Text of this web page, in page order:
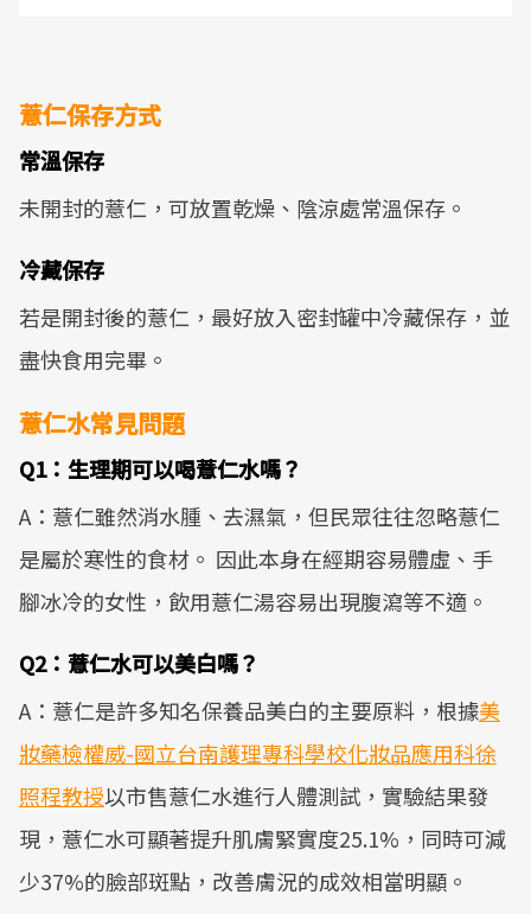
薏仁保存方式
常溫保存
未開封的薏仁，可放置乾燥、陰涼處常溫保存。
冷藏保存
若是開封後的薏仁，最好放入密封罐中冷藏保存，並
盡快食用完畢。
薏仁水常見問題
Q1：生理期可以喝薏仁水嗎？
A：薏仁雖然消水腫、去濕氣，但民眾往往忽略薏仁
是屬於寒性的食材。 因此本身在經期容易體虛、手
腳冰冷的女性，飲用薏仁湯容易出現腹瀉等不適。
Q2：薏仁水可以美白嗎？
A：薏仁是許多知名保養品美白的主要原料，根據美
妝藥檢權威-國立台南護理專科學校化妝品應用科徐
照程教授以市售薏仁水進行人體測試，實驗結果發
現，薏仁水可顯著提升肌膚緊實度25.1%，同時可減
少37%的臉部斑點，改善膚況的成效相當明顯。